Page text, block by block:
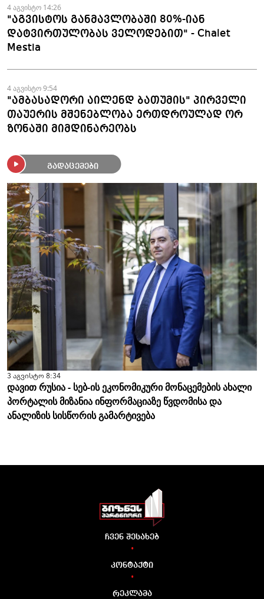
4 აგვისტო 14:26
"აგვისტოს განმავლობაში 80%-იან
დატვირთულობას ველოდებით" - Chalet
Mestia
4 აგვისტო 9:54
"ამბასადორი აილენდ ბათუმის" პირველი
თაუერის მშენებლობა ერთდროულად ორ
ზონაში მიმდინარეობს
გადაცემები
3 აგვისტო 8:34
დავით რუსია - სებ-ის ეკონომიკური მონაცემების ახალი
პორტალის მიზანია ინფორმაციაზე წვდომისა და
ანალიზის სისწორის გამარტივება
ჩვენ შესახებ
•
კონტაქტი
•
რეკლამა